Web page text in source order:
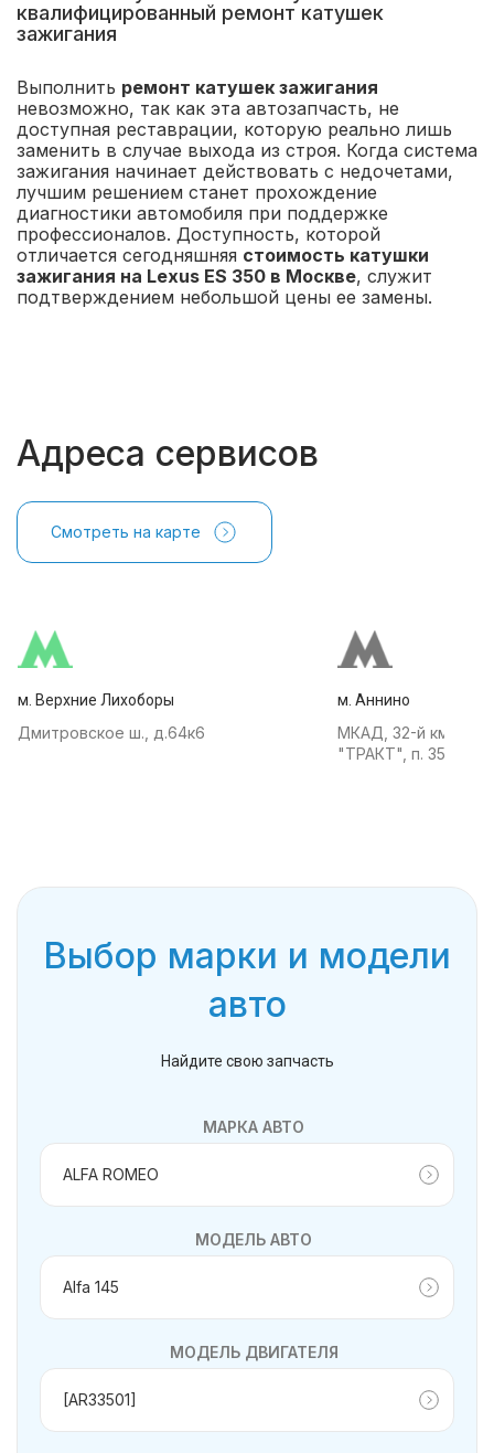
квалифицированный ремонт катушек
зажигания
Выполнить ремонт катушек зажигания
невозможно, так как эта автозапчасть, не
доступная реставрации, которую реально лишь
заменить в случае выхода из строя. Когда система
зажигания начинает действовать с недочетами,
лучшим решением станет прохождение
диагностики автомобиля при поддержке
профессионалов. Доступность, которой
отличается сегодняшняя стоимость катушки
зажигания на Lexus ES 350 в Москве, служит
подтверждением небольшой цены ее замены.
Адреса сервисов
Смотреть на карте
м. Верхние Лихоборы
Дмитровское ш., д.64к6
м. Аннино
МКАД, 32-й км, АТК
"ТРАКТ", п. 35
Выбор марки и модели
авто
Найдите свою запчасть
МАРКА АВТО
МОДЕЛЬ АВТО
МОДЕЛЬ ДВИГАТЕЛЯ